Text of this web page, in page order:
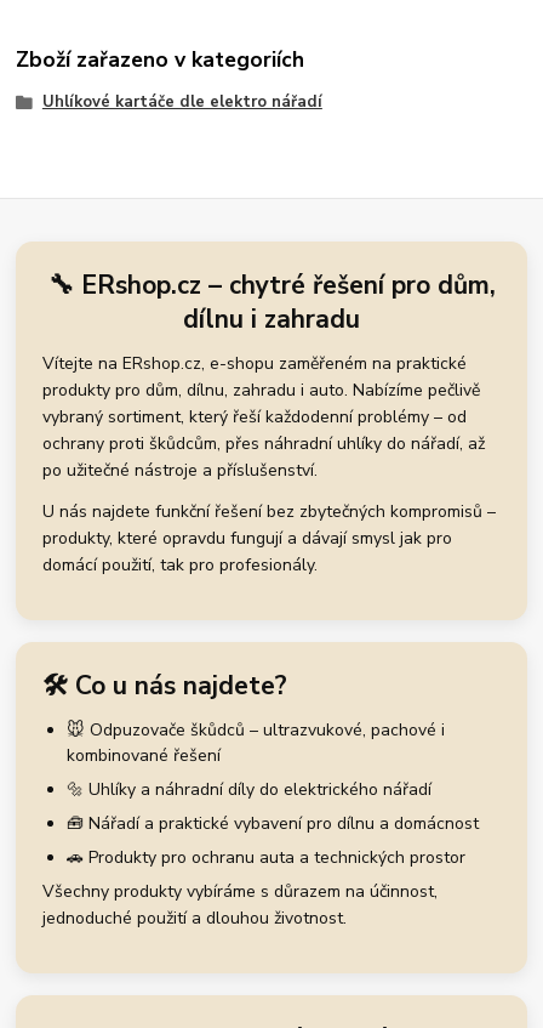
Zboží zařazeno v kategoriích
Uhlíkové kartáče dle elektro nářadí
🔧 ERshop.cz – chytré řešení pro dům,
dílnu i zahradu
Vítejte na ERshop.cz, e-shopu zaměřeném na praktické
produkty pro dům, dílnu, zahradu i auto. Nabízíme pečlivě
vybraný sortiment, který řeší každodenní problémy – od
ochrany proti škůdcům, přes náhradní uhlíky do nářadí, až
po užitečné nástroje a příslušenství.
U nás najdete funkční řešení bez zbytečných kompromisů –
produkty, které opravdu fungují a dávají smysl jak pro
domácí použití, tak pro profesionály.
🛠️ Co u nás najdete?
🐭 Odpuzovače škůdců – ultrazvukové, pachové i
kombinované řešení
🔩 Uhlíky a náhradní díly do elektrického nářadí
🧰 Nářadí a praktické vybavení pro dílnu a domácnost
🚗 Produkty pro ochranu auta a technických prostor
Všechny produkty vybíráme s důrazem na účinnost,
jednoduché použití a dlouhou životnost.